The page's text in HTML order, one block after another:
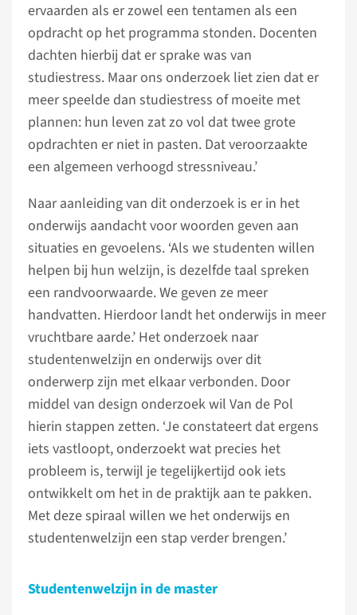
ervaarden als er zowel een tentamen als een
opdracht op het programma stonden. Docenten
dachten hierbij dat er sprake was van
studiestress. Maar ons onderzoek liet zien dat er
meer speelde dan studiestress of moeite met
plannen: hun leven zat zo vol dat twee grote
opdrachten er niet in pasten. Dat veroorzaakte
een algemeen verhoogd stressniveau.’
Naar aanleiding van dit onderzoek is er in het
onderwijs aandacht voor woorden geven aan
situaties en gevoelens. ‘Als we studenten willen
helpen bij hun welzijn, is dezelfde taal spreken
een randvoorwaarde. We geven ze meer
handvatten. Hierdoor landt het onderwijs in meer
vruchtbare aarde.’ Het onderzoek naar
studentenwelzijn en onderwijs over dit
onderwerp zijn met elkaar verbonden. Door
middel van design onderzoek wil Van de Pol
hierin stappen zetten. ‘Je constateert dat ergens
iets vastloopt, onderzoekt wat precies het
probleem is, terwijl je tegelijkertijd ook iets
ontwikkelt om het in de praktijk aan te pakken.
Met deze spiraal willen we het onderwijs en
studentenwelzijn een stap verder brengen.’
Studentenwelzijn in de master